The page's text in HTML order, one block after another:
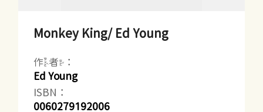
Monkey King/ Ed Young
作者：
Ed Young
ISBN：
0060279192006